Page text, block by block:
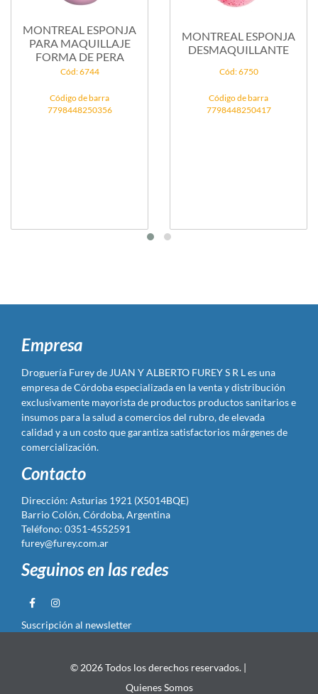
MONTREAL ESPONJA
PARA MAQUILLAJE
FORMA DE PERA
Cód: 6744
Código de barra
7798448250356
MONTREAL ESPONJA
DESMAQUILLANTE
Cód: 6750
Código de barra
7798448250417
Empresa
Droguería Furey de JUAN Y ALBERTO FUREY S R L es una
empresa de Córdoba especializada en la venta y distribución
exclusivamente mayorista de productos productos sanitarios e
insumos para la salud a comercios del rubro, de elevada
calidad y a un costo que garantiza satisfactorios márgenes de
comercialización.
Contacto
Dirección: Asturias 1921 (X5014BQE)
Barrio Colón, Córdoba, Argentina
Teléfono: 0351-4552591
furey@furey.com.ar
Seguinos en las redes
Suscripción al newsletter
© 2026 Todos los derechos reservados. |
Quienes Somos